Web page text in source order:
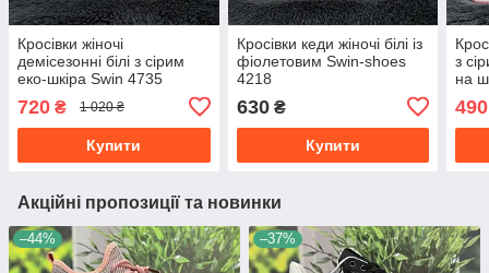
Кросівки жіночі
демісезонні білі з сірим
еко-шкіра Swin 4735
720 ₴ 1 020 ₴
Купити
Кросівки кеди жіночі білі із
фіолетовим Swin-shoes
4218
630₴
Купити
з
на
490
Акційні пропозиції та новинки
–44% –37%